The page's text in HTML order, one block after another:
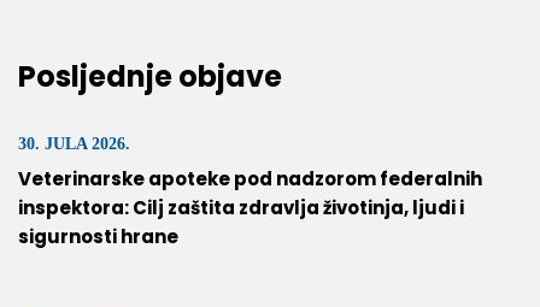
Posljednje objave
30. JULA 2026.
Veterinarske apoteke pod nadzorom federalnih
inspektora: Cilj zaštita zdravlja životinja, ljudi i
sigurnosti hrane